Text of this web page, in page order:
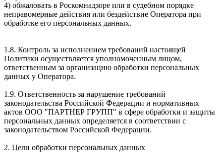
4) обжаловать в Роскомнадзоре или в судебном порядке
неправомерные действия или бездействие Оператора при
обработке его персональных данных.
1.8. Контроль за исполнением требований настоящей
Политики осуществляется уполномоченным лицом,
ответственным за организацию обработки персональных
данных у Оператора.
1.9. Ответственность за нарушение требований
законодательства Российской Федерации и нормативных
актов ООО "ПАРТНЕР ГРУПП" в сфере обработки и защиты
персональных данных определяется в соответствии с
законодательством Российской Федерации.
2. Цели обработки персональных данных